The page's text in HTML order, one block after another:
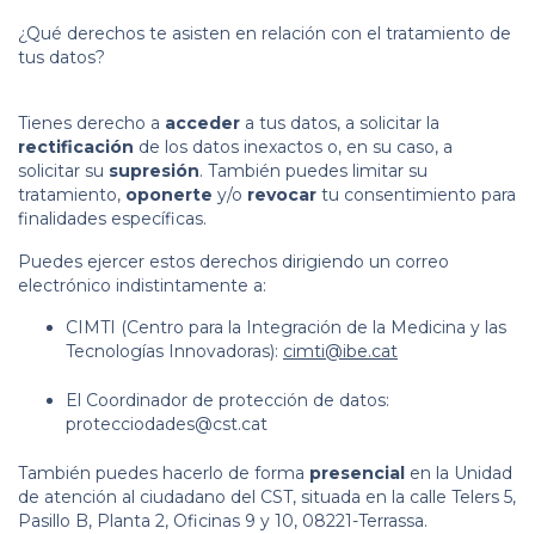
¿Qué derechos te asisten en relación con el tratamiento de
tus datos?
Tienes derecho a acceder a tus datos, a solicitar la
rectificación de los datos inexactos o, en su caso, a
solicitar su supresión. También puedes limitar su
tratamiento, oponerte y/o revocar tu consentimiento para
finalidades específicas.
Puedes ejercer estos derechos dirigiendo un correo
electrónico indistintamente a:
CIMTI (Centro para la Integración de la Medicina y las
Tecnologías Innovadoras): cimti@ibe.cat
El Coordinador de protección de datos:
protecciodades@cst.cat
También puedes hacerlo de forma presencial en la Unidad
de atención al ciudadano del CST, situada en la calle Telers 5,
Pasillo B, Planta 2, Oficinas 9 y 10, 08221-Terrassa.